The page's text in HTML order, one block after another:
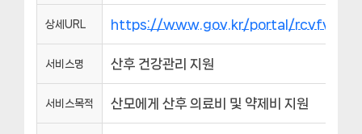
상세URL https://www.gov.kr/portal/
서비스명 산후 건강관리 지원
서비스목적 산모에게 산후 의료비 및 약제비 지원